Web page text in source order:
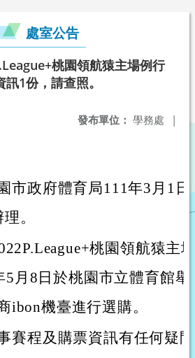
處室公告
桃園領航猿主場例行
1份，請查照。
發布單位： 學務處 |
市政府體育局111年3月1
。
桃園領航猿主
5月8日於桃園市立體育館
ibon機臺進行選購。
賽程及購票資訊有任何疑